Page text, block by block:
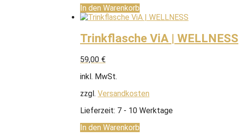
In den Warenkorb
Trinkflasche ViA | WELLNESS
59,00 €
inkl. MwSt.
zzgl. Versandkosten
Lieferzeit: 7 - 10 Werktage
In den Warenkorb